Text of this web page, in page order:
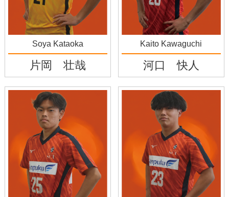
Soya Kataoka
片岡 壮哉
Kaito Kawaguchi
河口 快人